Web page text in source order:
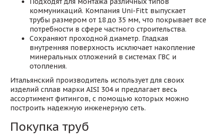
коммуникаций. Компания Uni-Fitt выпускает
трубы размером от 18 до 35 мм, что покрывает все
потребности в сфере частного строительства.
Сохраняют проходной диаметр. Гладкая
внутренняя поверхность исключает накопление
минеральных отложений в системах ГВС и
отопления.
Итальянский производитель использует для своих
изделий сплав марки AISI 304 и предлагает весь
ассортимент фитингов, с помощью которых можно
построить надежную инженерную сеть.
Покупка труб